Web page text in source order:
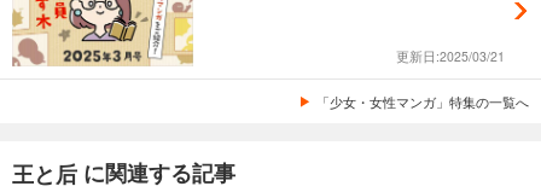
更新日:2025/03/21
「少女・女性マンガ」特集の一覧へ
王と后 に関連する記事